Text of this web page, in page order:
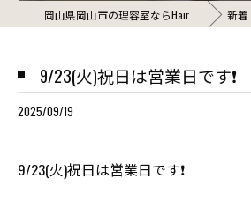
新着情報
9/23(火)祝日は営業日です❗️
2025/09/19
9/23(火)祝日は営業日です❗️